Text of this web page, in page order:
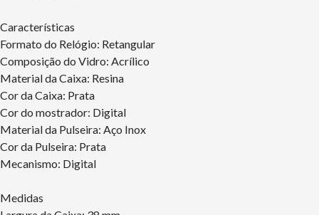
Características
Formato do Relógio: Retangular
Composição do Vidro: Acrílico
Material da Caixa: Resina
Cor da Caixa: Prata
Cor do mostrador: Digital
Material da Pulseira: Aço Inox
Cor da Pulseira: Prata
Mecanismo: Digital
Medidas